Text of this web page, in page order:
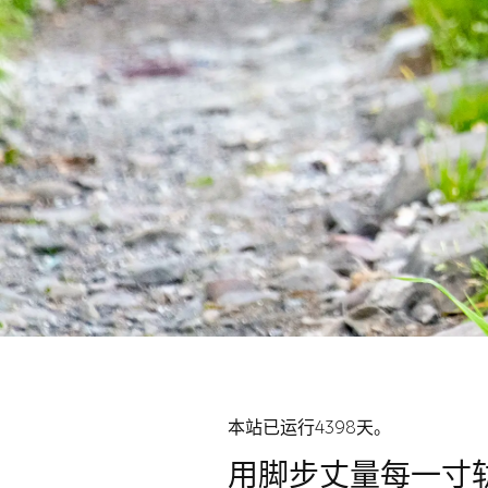
本站已运行4398天。
用脚步丈量每一寸